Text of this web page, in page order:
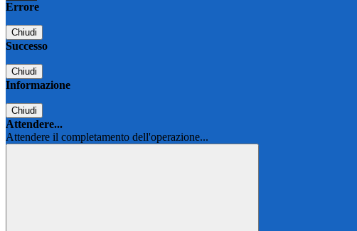
Errore
Chiudi
Successo
Chiudi
Informazione
Chiudi
Attendere...
Attendere il completamento dell'operazione...